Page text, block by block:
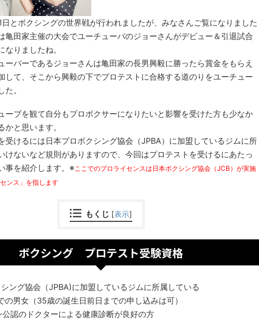
とボクシングの世界戦が行われましたが、みなさんご覧になりました
亀田家主催の大会でユーチューバのジョーさんがデビュー＆引退試合
なりましたね。
ーバーであるジョーさんは亀田家の長男興毅に勝ったら賞金をもらえ
して、そこから興毅の下でプロテストに合格する道のりをユーチュー
。
ーブを観て自分もプロボクサーになりたいと影響を受けた方も少なか
かと思います。
受けるには日本プロボクシング協会（JPBA）に加盟しているジムに所
けないなど規則がありますので、今回はプロテストを受けるにあたっ
事を紹介します。※ここでのプロライセンスは日本ボクシング協会（JCB）が実施
ンス」を指します
もくじ [表示]
ボクシング プロテスト受験資格
ング協会（JPBA)に加盟しているジムに所属している
の男女（35歳の誕生日前日までの申し込みは可）
認のドクターによる健康診断が良好の方